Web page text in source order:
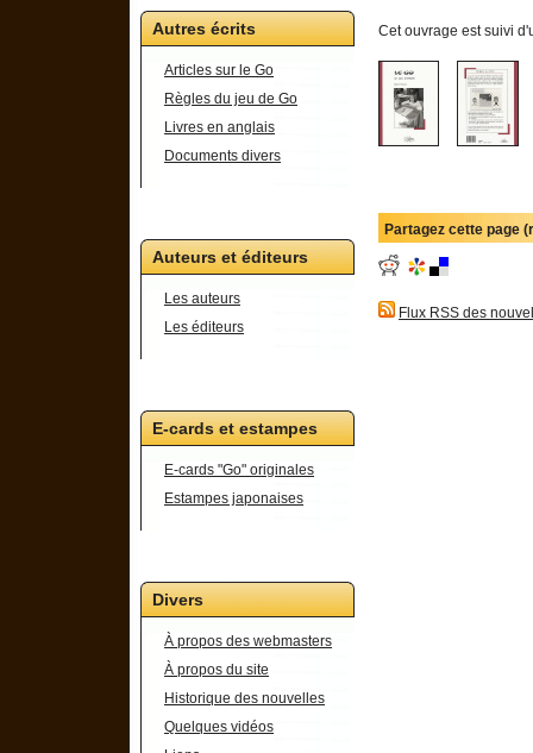
Autres écrits
Articles sur le Go
Règles du jeu de Go
Livres en anglais
Documents divers
Auteurs et éditeurs
Les auteurs
Les éditeurs
E-cards et estampes
E-cards "Go" originales
Estampes japonaises
Divers
À propos des webmasters
À propos du site
Historique des nouvelles
Quelques vidéos
Cet ouvrage est suivi
Partagez cette page
Flux RSS des